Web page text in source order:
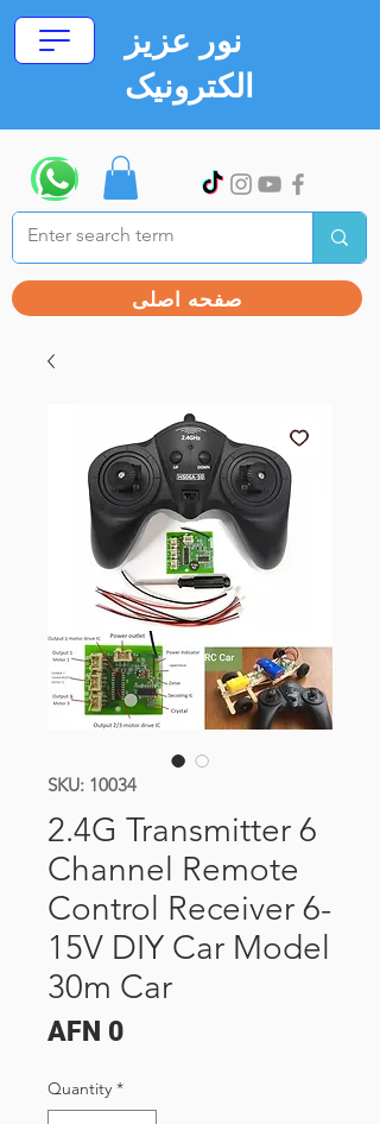
نور عزیز
الکترونیک
صفحه اصلی
SKU: 10034
2.4G Transmitter 6
Channel Remote
Control Receiver 6-
15V DIY Car Model
30m Car
AFN 0Price
Quantity *